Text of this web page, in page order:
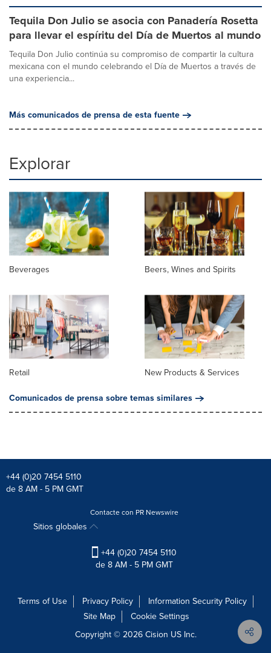
Tequila Don Julio se asocia con Panadería Rosetta
para llevar el espíritu del Día de Muertos al mundo
Tequila Don Julio continúa su compromiso de compartir la cultura
mexicana con el mundo celebrando el Día de Muertos a través de
una experiencia...
Más comunicados de prensa de esta fuente
Explorar
Beverages Beers, Wines and Spirits
Retail
New Products & Services
Comunicados de prensa sobre temas similares
+44 (0)20 7454 5110
de 8 AM - 5 PM GMT
Contacte con PR Newswire
Sitios globales
+44 (0)20 7454 5110
de 8 AM - 5 PM GMT
Terms of Use Privacy Policy
Information Security Policy
Site Map
Cookie Settings
Copyright © 2026Cision US Inc.